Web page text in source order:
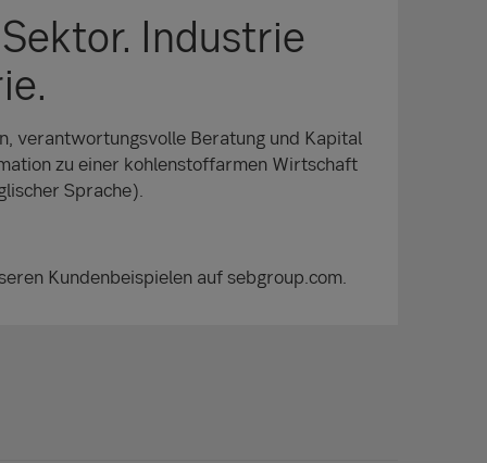
Industrie
verantwortungsvolle Beratung und Kapital
zu einer kohlenstoffarmen Wirtschaft
Sprache).
Kundenbeispielen auf sebgroup.com.